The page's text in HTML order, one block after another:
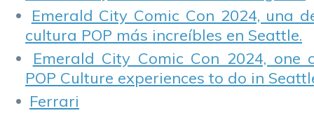
Emerald City Comic Con 2024, una
cultura POP más increíbles en Seattle.
Emerald City Comic Con 2024,
POP Culture experiences to do in
Ferrari